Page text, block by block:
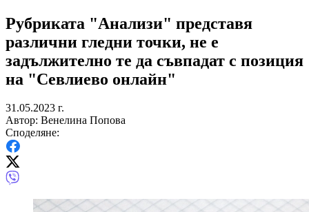
Рубриката "Анализи" представя
различни гледни точки, не е
задължително те да съвпадат с позиция
на "Севлиево онлайн"
31.05.2023 г.
Автор: Венелина Попова
Споделяне: